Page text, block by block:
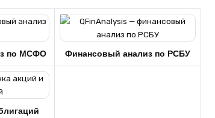
по МСФО Финансовый анализ по РСБУ